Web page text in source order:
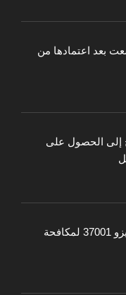
بعد اعتمادها من
إلى الحصول على
خطوات تطبيق شهادة الايزو 37001 لمكافحة